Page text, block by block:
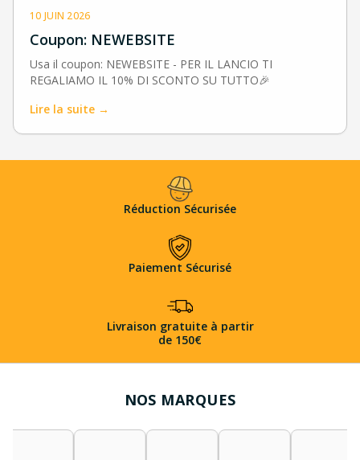
10 JUIN 2026
Coupon: NEWEBSITE
Usa il coupon: NEWEBSITE - PER IL LANCIO TI
REGALIAMO IL 10% DI SCONTO SU TUTTO🎉
Lire la suite →
Réduction Sécurisée
Paiement Sécurisé
Livraison gratuite à partir
de 150€
NOS MARQUES